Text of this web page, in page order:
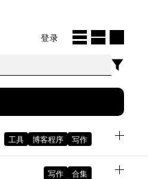
登录
工具 博客程序 写作
写作 合集